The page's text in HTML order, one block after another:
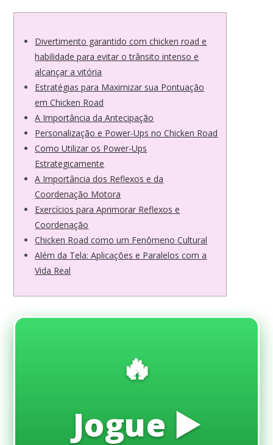
Divertimento garantido com chicken road e
habilidade para evitar o trânsito intenso e
alcançar a vitória
Estratégias para Maximizar sua Pontuação
em Chicken Road
A Importância da Antecipação
Personalização e Power-Ups no Chicken Road
Como Utilizar os Power-Ups
Estrategicamente
A Importância dos Reflexos e da
Coordenação Motora
Exercícios para Aprimorar Reflexos e
Coordenação
Chicken Road como um Fenômeno Cultural
Além da Tela: Aplicações e Paralelos com a
Vida Real
🔥
Jogue ▶️